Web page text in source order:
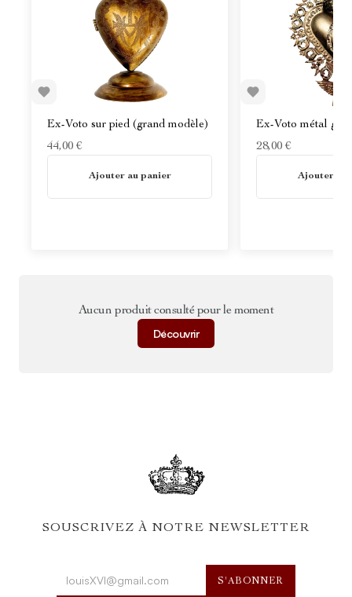
Ex-Voto sur pied (grand modèle)
44,00 €
Ajouter au panier
Ex-Voto métal
28,00 €
Ajouter au
Aucun produit consulté pour le moment
Découvrir
SOUSCRIVEZ À NOTRE NEWSLETTER